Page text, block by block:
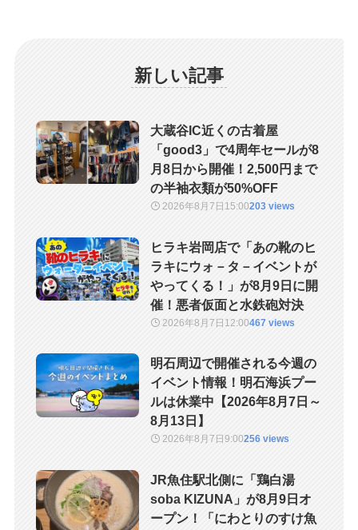
新しい記事
大蔵谷IC近くの古着屋
「good3」で4周年セールが8
月8日から開催！2,500円まで
の半袖衣類が50%OFF
2026年8月7日 15:00203 views
ヒラキ岩岡店で「あの靴のヒ
ラキにウォ－タ－イベントが
やってくる！」が8月9日に開
催！悪者仮面と水鉄砲対決
2026年8月7日 12:00467 views
明石周辺で開催される今週の
イベント情報！明石海浜プー
ルは休業中【2026年8月7日～
8月13日】
2026年8月7日9:00256 views
JR魚住駅北側に「鶏白湯
soba KIZUNA」が8月9日オ
ープン！「にわとりのすけ魚